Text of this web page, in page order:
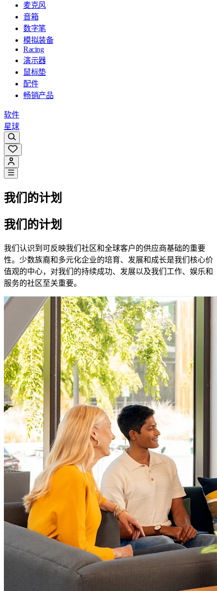
麦克风
音箱
数字笔
模拟装备
Racing
演示器
鼠标垫
配件
畅销产品
软件
星球
我们的计划
我们的计划
我们认识到可反映我们社区和全球客户的供应商基础的重要
性。少数族裔和多元化企业的培育、发展和成长是我们核心价
值观的中心，对我们的持续成功、发展以及我们工作、娱乐和
服务的社区至关重要。